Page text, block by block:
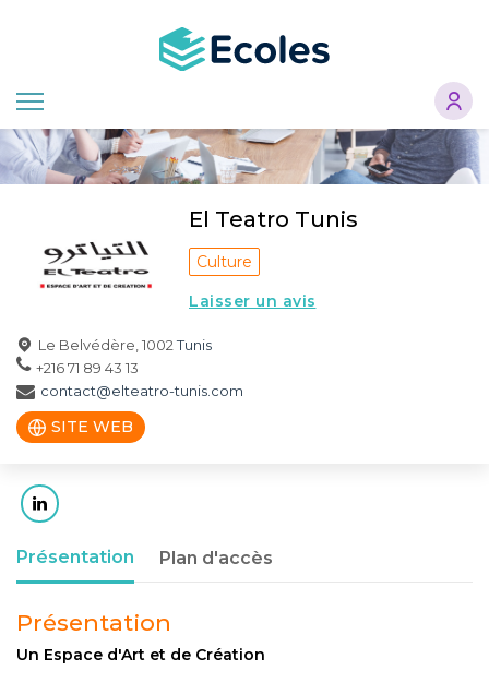
principal
El Teatro Tunis
Culture
Laisser un avis
Le Belvédère, 1002Tunis
+216 71 89 43 13
contact@elteatro-tunis.com
SITE WEB
Présentation Plan d'accès
Présentation
Un Espace d'Art et de Création